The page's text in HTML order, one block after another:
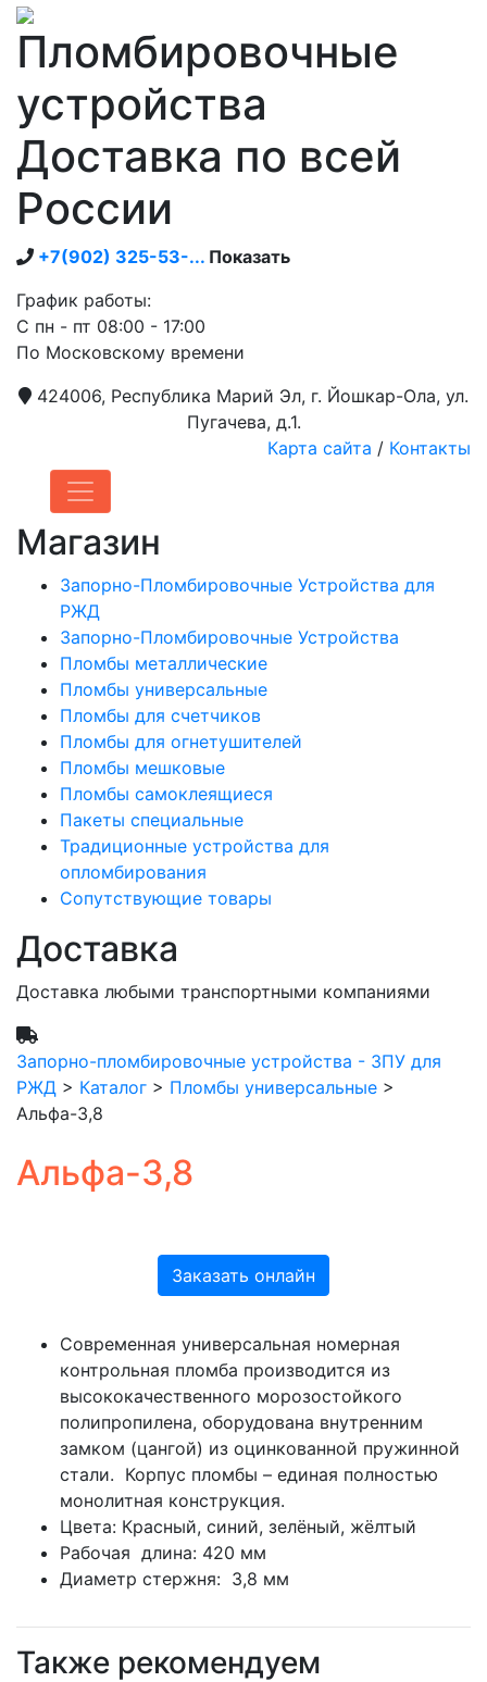
Пломбировочные
устройства
Доставка по всей
России
+7(902) 325-53-... Показать
График работы:
С пн - пт 08:00 - 17:00
По Московскому времени
424006, Республика Марий Эл, г. Йошкар-Ола, ул.
Пугачева, д.1.
Карта сайта / Контакты
Магазин
Запорно-Пломбировочные Устройства для
РЖД
Запорно-Пломбировочные Устройства
Пломбы металлические
Пломбы универсальные
Пломбы для счетчиков
Пломбы для огнетушителей
Пломбы мешковые
Пломбы самоклеящиеся
Пакеты специальные
Традиционные устройства для
опломбирования
Сопутствующие товары
Доставка
Доставка любыми транспортными компаниями
Запорно-пломбировочные устройства - ЗПУ для
РЖД > Каталог > Пломбы универсальные >
Альфа-3,8
Альфа-3,8
Заказать онлайн
Современная универсальная номерная
контрольная пломба производится из
высококачественного морозостойкого
полипропилена, оборудована внутренним
замком (цангой) из оцинкованной пружинной
стали. Корпус пломбы – единая полностью
монолитная конструкция.
Цвета: Красный, синий, зелёный, жёлтый
Рабочая длина: 420 мм
Диаметр стержня: 3,8 мм
Также рекомендуем